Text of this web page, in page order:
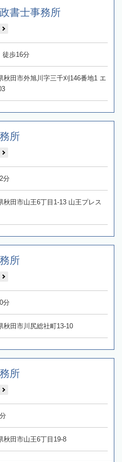
書士事務所
徒歩16分
秋田市外旭川字三千刈146番地1 エ
所
分
秋田市山王6丁目1-13 山王プレス
所
分
秋田市川尻総社町13-10
所
秋田市山王6丁目19-8